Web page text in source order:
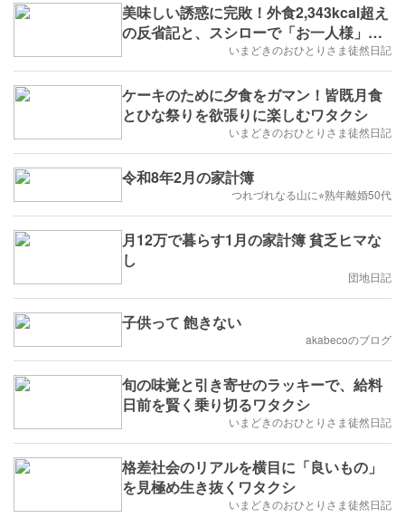
美味しい誘惑に完敗！外食2,343kcal超え
の反省記と、スシローで「お一人様」を
観察したワタクシいまどきのおひとりさま徒然日記
ケーキのために夕食をガマン！皆既月食
とひな祭りを欲張りに楽しむワタクシ
いまどきのおひとりさま徒然日記
令和8年2月の家計簿
つれづれなる山に⭐︎熟年離婚50代
月12万で暮らす1月の家計簿 貧乏ヒマな
し
団地日記
子供って 飽きない
akabecoのブログ
旬の味覚と引き寄せのラッキーで、給料
日前を賢く乗り切るワタクシ
いまどきのおひとりさま徒然日記
格差社会のリアルを横目に「良いもの」
を見極め生き抜くワタクシ
いまどきのおひとりさま徒然日記